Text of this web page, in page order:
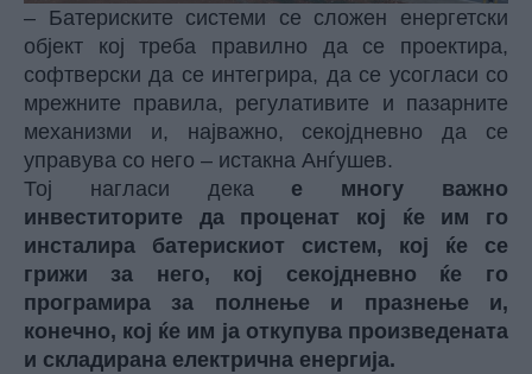
– Батериските системи се сложен енергетски
објект кој треба правилно да се проектира,
софтверски да се интегрира, да се усогласи со
мрежните правила, регулативите и пазарните
механизми и, најважно, секојдневно да се
управува со него – истакна Анѓушев.
Тој нагласи дека е многу важно
инвеститорите да проценат кој ќе им го
инсталира батерискиот систем, кој ќе се
грижи за него, кој секојдневно ќе го
програмира за полнење и празнење и,
конечно, кој ќе им ја откупува произведената
и складирана електрична енергија.